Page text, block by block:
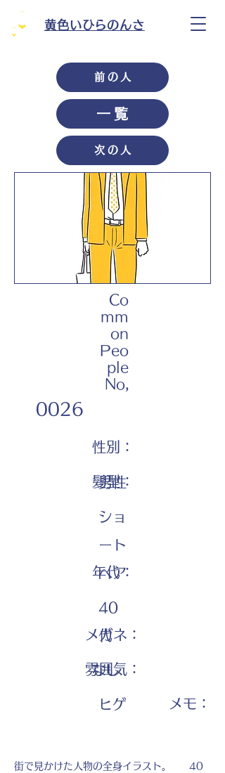
黄色いひらのんさ
前の人
一覧
次の人
Co
mm
on
Peo
ple
No,
0026
性別：
男性
髪型：
ショ
ート
ヘア
年代：
40
代
メガネ：
なし
雰囲気：
ヒゲ ​メモ：
街で見かけた人物の全身イラスト。
40